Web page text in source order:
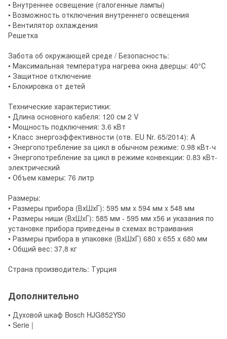
• Внутреннее освещение (галогенные лампы)
• Возможность отключения внутреннего освещения
• Вентилятор охлаждения
Решетка
Забота об окружающей среде / Безопасность:
• Максимальная температура нагрева окна дверцы: 40°С
• Защитное отключение
• Блокировка от детей
Технические характеристики:
• Длина основного кабеля: 120 см 2 V
• Мощность подключения: 3.6 кВт
• Класс энергоэффективности (отв. EU Nr. 65/2014): A
• Энергопотребление за цикл в обычном режиме: 0.98 кВт-ч
• Энергопотребление за цикл в режиме конвекции: 0.83 кВт-
электрический
• Объем камеры: 76 литр
Размеры:
• Размеры прибора (ВхШхГ): 595 мм x 594 мм x 548 мм
• Размеры ниши (ВxШxГ): 585 мм - 595 мм x56 и указания по
установке прибора приведены в схемах встраивания
• Размеры прибора в упаковке (ВхШхГ) 680 x 655 x 680 мм
• Общий вес: 37,8 кг
Страна производитель: Турция
Дополнительно
• Духовой шкаф Bosch HJG852YS0
• Serie |